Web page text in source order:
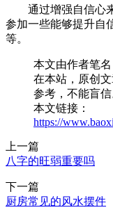
通过增强自信心
参加一些能够提升自
等。
本文由作者笔名
在本站，原创
参考，不能盲信
本文链接：
https://
上一篇
八字的旺弱重要吗
下一篇
厨房常见的风水摆件